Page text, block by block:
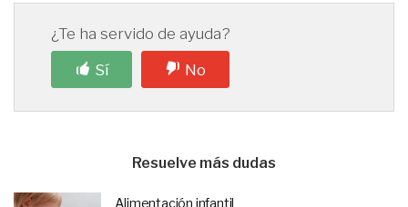
¿Te ha servido de ayuda?
Sí
No
Resuelve más dudas
Alimentación infantil